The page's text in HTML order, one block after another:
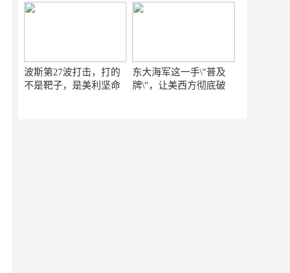
波斯第27波打击，打的
不是靶子，是美利坚命
东大海军这一手\"普及
牌\"，让美西方彻底破